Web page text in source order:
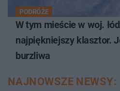
PODRÓŻE
W tym mieście w woj.
najpiękniejszy klasztor.
burzliwa
NAJNOWSZE NEWSY: